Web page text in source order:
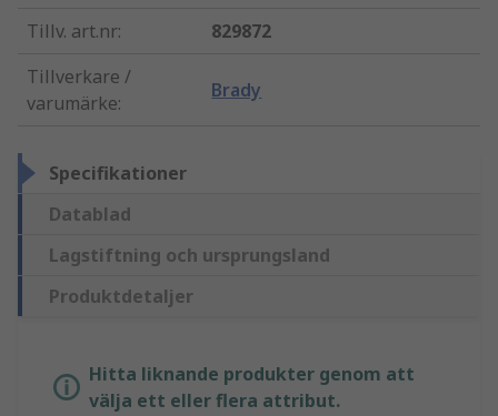
Tillv. art.nr:
829872
Tillverkare /
varumärke:
Brady
Specifikationer
Datablad
Lagstiftning och ursprungsland
Produktdetaljer
Hitta liknande produkter genom att
välja ett eller flera attribut.